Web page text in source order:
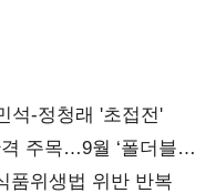
석-정청래 '초접전'
주목…9월 ‘폴더블
품위생법 위반 반복